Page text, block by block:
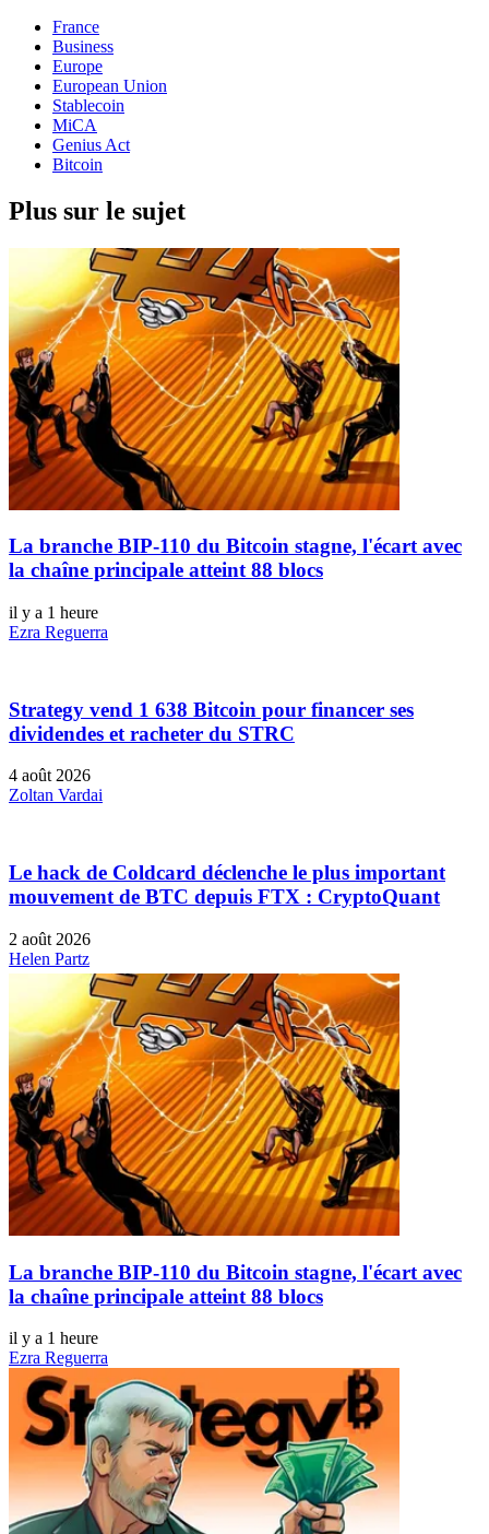
France
Business
Europe
European Union
Stablecoin
MiCA
Genius Act
Bitcoin
Plus sur le sujet
La branche BIP-110 du Bitcoin stagne, l'écart avec
la chaîne principale atteint 88 blocs
il y a 1 heure
Ezra Reguerra
Strategy vend 1 638 Bitcoin pour financer ses
dividendes et racheter du STRC
4 août 2026
Zoltan Vardai
Le hack de Coldcard déclenche le plus important
mouvement de BTC depuis FTX : CryptoQuant
2 août 2026
Helen Partz
La branche BIP-110 du Bitcoin stagne, l'écart avec
la chaîne principale atteint 88 blocs
il y a 1 heure
Ezra Reguerra